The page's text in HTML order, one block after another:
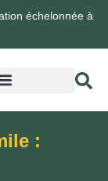
échelonnée à
: